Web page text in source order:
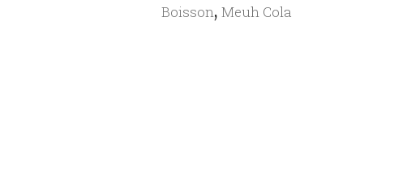
Boisson, Meuh Cola